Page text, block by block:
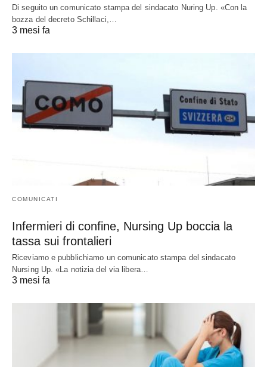
Di seguito un comunicato stampa del sindacato Nuring Up. «Con la
bozza del decreto Schillaci,…
3 mesi fa
COMUNICATI
Infermieri di confine, Nursing Up boccia la
tassa sui frontalieri
Riceviamo e pubblichiamo un comunicato stampa del sindacato
Nursing Up. «La notizia del via libera…
3 mesi fa